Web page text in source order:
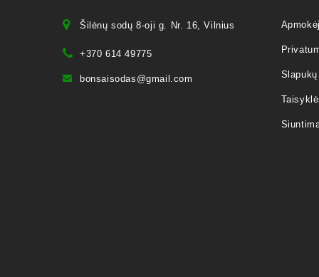
Šilėnų sodų 8-oji g. Nr. 16, Vilnius
+370 614 49775
bonsaisodas@gmail.com